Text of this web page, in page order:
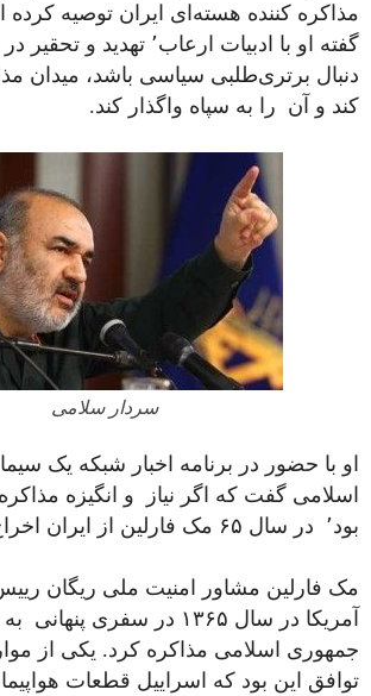
مذاکره کننده هسته‌ای ایران توصیه کرده
گفته او با ادبیات ارعاب٬‌
دنبال برتری‌طلبی سیاسی باشد، میدان
کند و آن را به سپاه واگذار کند.
سردار سلامی
او با حضور در برنامه اخبار شبکه یک
اسلامی گفت که اگر نیاز و انگیزه
بود٬ در سال ۶۵ مک فارلین از ایران اخراج نمی‌شد.
مک فارلین مشاور امنیت ملی ریگان
آمریکا در سال ۱۳۶۵ در سفری
جمهوری اسلامی مذاکره کرد. یکی از
توافق این بود که اسراییل قطعات